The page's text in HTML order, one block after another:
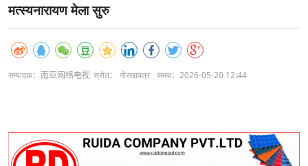
मत्स्यनारायण मेला सुरु
सम्पादक：南亚网络电视 स्रोत： गोरखापत्र समय：2026-05-20 12:44